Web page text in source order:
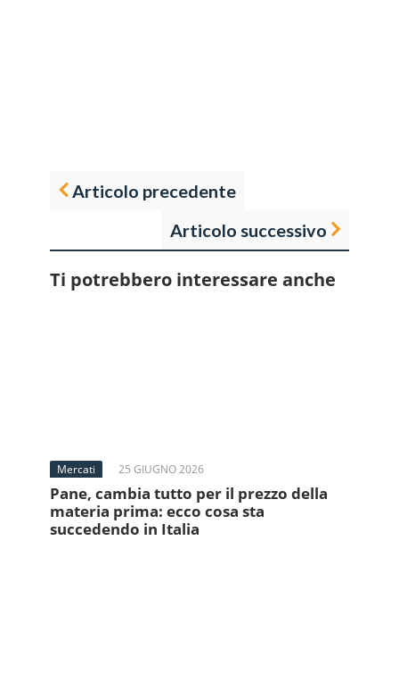
Articolo precedente
Articolo successivo
Ti potrebbero interessare anche
Mercati 25 GIUGNO 2026
Pane, cambia tutto per il prezzo della
materia prima: ecco cosa sta
succedendo in Italia